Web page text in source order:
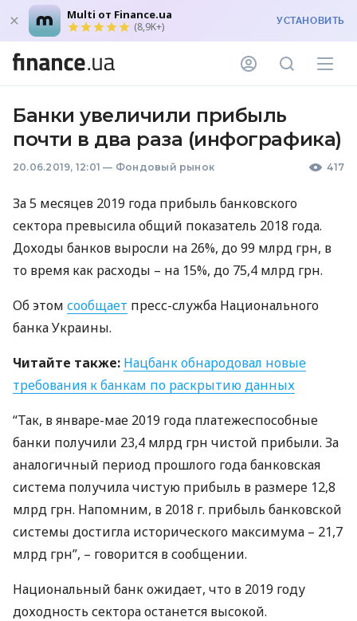
Multi от Finance.ua
(8,9K+) УСТАНОВИТЬ
Банки увеличили прибыль
почти в два раза (инфографика)
20.06.2019, 12:01 — Фондовый рынок 417
За 5 месяцев 2019 года прибыль банковского
сектора превысила общий показатель 2018 года.
Доходы банков выросли на 26%, до 99 млрд грн, в
то время как расходы – на 15%, до 75,4 млрд грн.
Об этом сообщает пресс-служба Национального
банка Украины.
Читайте также: Нацбанк обнародовал новые
требования к банкам по раскрытию данных
“Так, в январе-мае 2019 года платежеспособные
банки получили 23,4 млрд грн чистой прибыли. За
аналогичный период прошлого года банковская
система получила чистую прибыль в размере 12,8
млрд грн. Напомним, в 2018 г. прибыль банковской
системы достигла исторического максимума – 21,7
млрд грн”, – говорится в сообщении.
Национальный банк ожидает, что в 2019 году
доходность сектора останется высокой.